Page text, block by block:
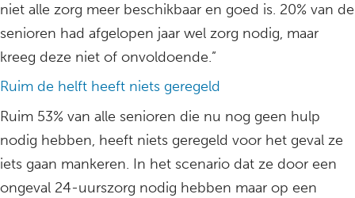
niet alle zorg meer beschikbaar en goed is. 20% van de
senioren had afgelopen jaar wel zorg nodig, maar
kreeg deze niet of onvoldoende.”
Ruim de helft heeft niets geregeld
Ruim 53% van alle senioren die nu nog geen hulp
nodig hebben, heeft niets geregeld voor het geval ze
iets gaan mankeren. In het scenario dat ze door een
ongeval 24-uurszorg nodig hebben maar op een